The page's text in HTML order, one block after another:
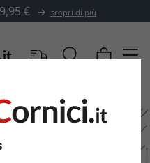
9,95 € scopri di più